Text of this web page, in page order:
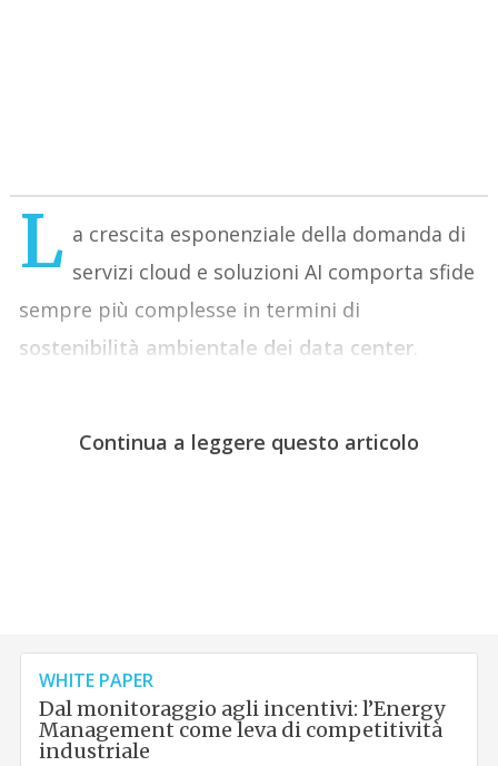
L a crescita esponenziale della domanda di
servizi cloud e soluzioni AI comporta sfide
sempre più complesse in termini di
sostenibilità ambientale dei data center.
Continua a leggere questo articolo
WHITE PAPER
Dal monitoraggio agli incentivi: l’Energy
Management come leva di competitività
industriale